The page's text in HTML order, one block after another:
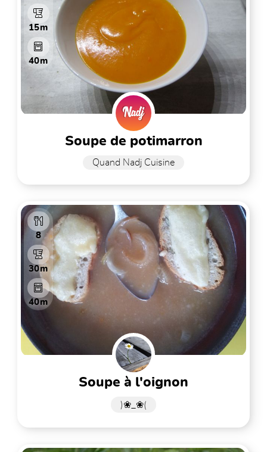
15m
40m
soupe de potimarron
Quand Nadj Cuisine
8
30m
40m
soupe à l'oignon
)❀_❀(